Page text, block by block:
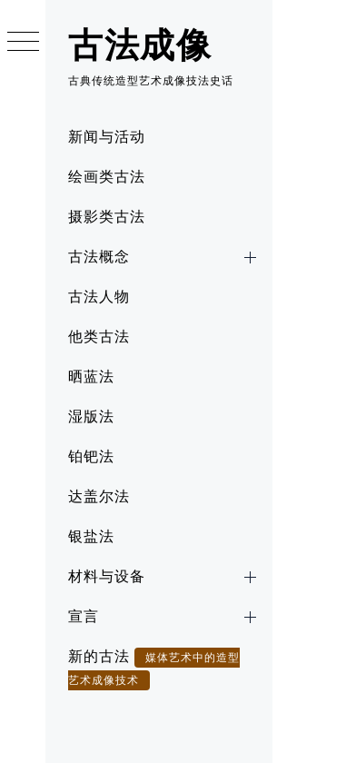
古法成像
古典传统造型艺术成像技法史话
Primary
Menu
新闻与活动
绘画类古法
摄影类古法
古法概念
古法人物
他类古法
晒蓝法
湿版法
铂钯法
达盖尔法
银盐法
材料与设备
宣言
新的古法
媒体艺术中的造型
艺术成像技术
to
content